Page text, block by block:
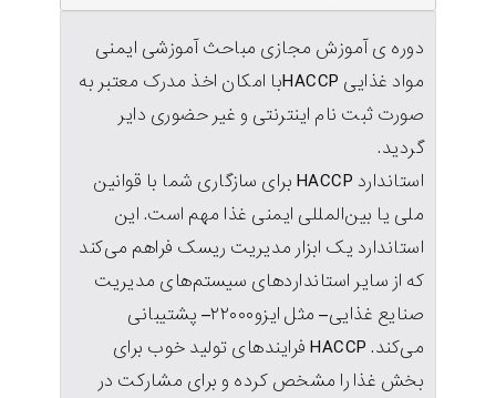
دوره ی آموزش مجازی مباحث آموزشی ایمنی
مواد غذایی HACCPبا امکان اخذ مدرک معتبر به
صورت ثبت نام اینترنتی و غیر حضوری دایر
گردید.
استاندارد HACCP برای سازگاری شما با قوانین
ملی یا بین‌المللی ایمنی غذا مهم است. این
استاندارد یک ابزار مدیریت ریسک فراهم می‌کند
که از سایر استانداردهای سیستم‌های مدیریت
صنایع غذایی– مثل ایزو۲۲۰۰۰– پشتیبانی
می‌کند. HACCP فرایندهای تولید خوب برای
بخش غذا را مشخص کرده و برای مشارکت در